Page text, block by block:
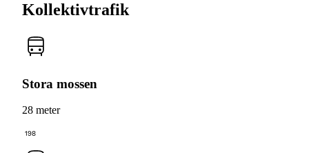
Kollektivtrafik
Stora mossen
28 meter
198